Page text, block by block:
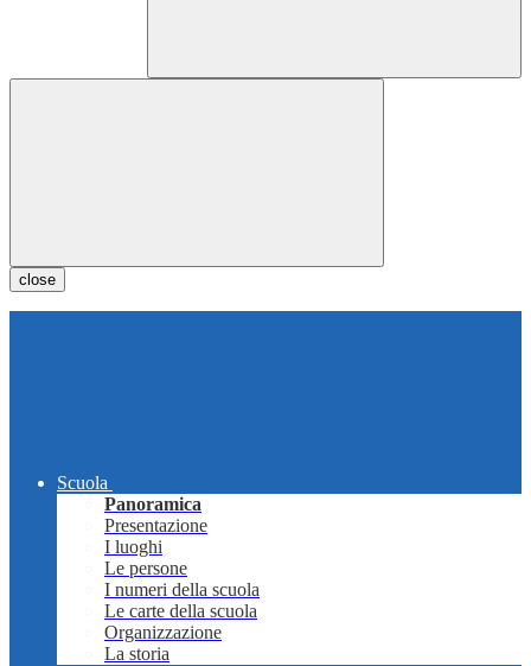
close
Scuola
Panoramica
Presentazione
I luoghi
Le persone
I numeri della scuola
Le carte della scuola
Organizzazione
La storia